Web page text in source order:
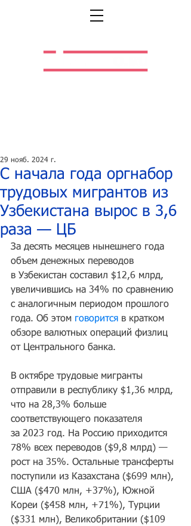
С начала года оргнабор
трудовых мигрантов из
Узбекистана вырос в 3,6
раза — ЦБ
29 нояб. 2024 г.
За десять месяцев нынешнего года
объем денежных переводов
в Узбекистан составил $12,6 млрд,
увеличившись на 34% по сравнению
с аналогичным периодом прошлого
года. Об этом говорится в кратком
обзоре валютных операций физлиц
от Центрального банка.
В октябре трудовые мигранты
отправили в республику $1,36 млрд,
что на 28,3% больше
соответствующего показателя
за 2023 год. На Россию приходится
78% всех переводов ($9,8 млрд) —
рост на 35%. Остальные трансферты
поступили из Казахстана ($699 млн),
США ($470 млн, +37%), Южной
Кореи ($458 млн, +71%), Турции
($331 млн), Великобритании ($109